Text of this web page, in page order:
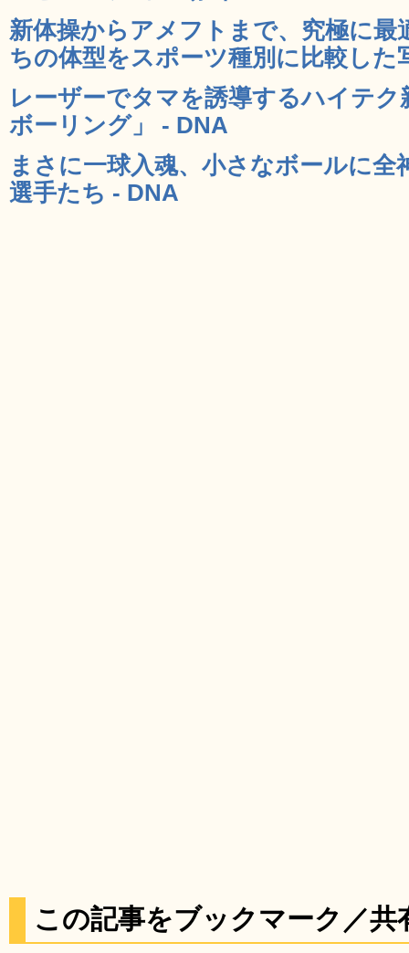
新体操からアメフトまで、究極に
ちの体型をスポーツ種別に比較した
レーザーでタマを誘導するハイテ
ボーリング」 - DNA
まさに一球入魂、小さなボールに全
選手たち - DNA
この記事をブックマーク／共